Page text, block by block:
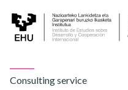
Consulting service